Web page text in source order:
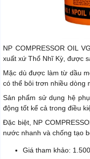
NP COMPRESSOR OIL
xuất xứ Thổ Nhĩ Kỳ, được
Mặc dù được làm từ dầu
có thể bôi trơn nhiều dòng
Sản phẩm sử dụng hệ
động tốt kể cả trong điều
Đặc biệt, NP
nước nhanh và chống tạo
Giá tham khảo: